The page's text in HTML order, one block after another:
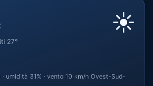
27°
☀️
· umidità 31% · vento 10 km/h Ovest-Sud-